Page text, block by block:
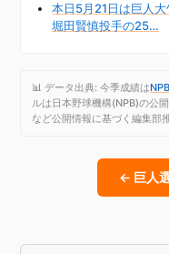
本日5月21日は巨人
堀田賢慎投手の25…
📊 データ出典: 今季成績は
ルは日本野球機構(NPB)の公
など公開情報に基づく編集部
← 巨人